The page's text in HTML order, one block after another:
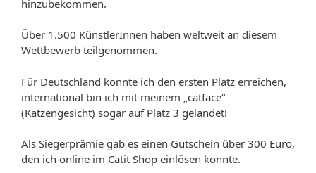
hinzubekommen.
Über 1.500 KünstlerInnen haben weltweit an diesem
Wettbewerb teilgenommen.
Für Deutschland konnte ich den ersten Platz erreichen,
international bin ich mit meinem „catface“
(Katzengesicht) sogar auf Platz 3 gelandet!
Als Siegerprämie gab es einen Gutschein über 300 Euro,
den ich online im Catit Shop einlösen konnte.